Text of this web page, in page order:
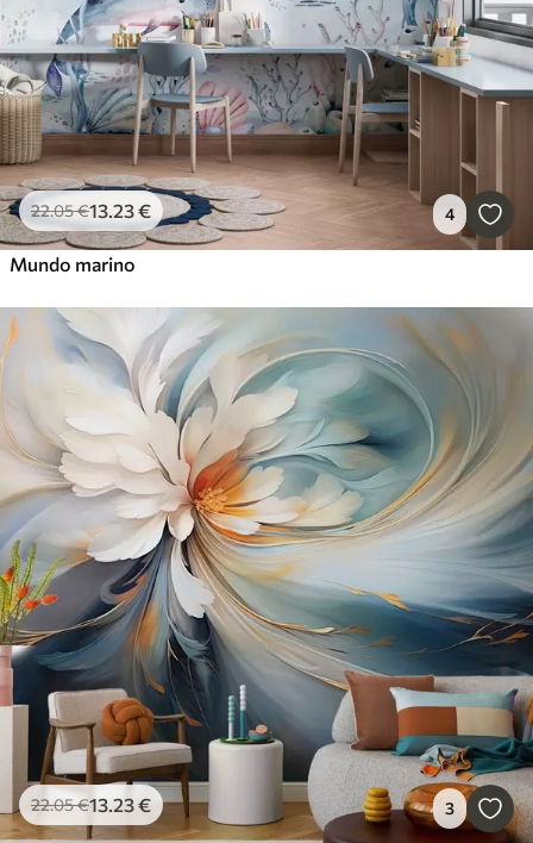
22.05€13.23€ 4
Mundo marino
22.05€13.23€ 3